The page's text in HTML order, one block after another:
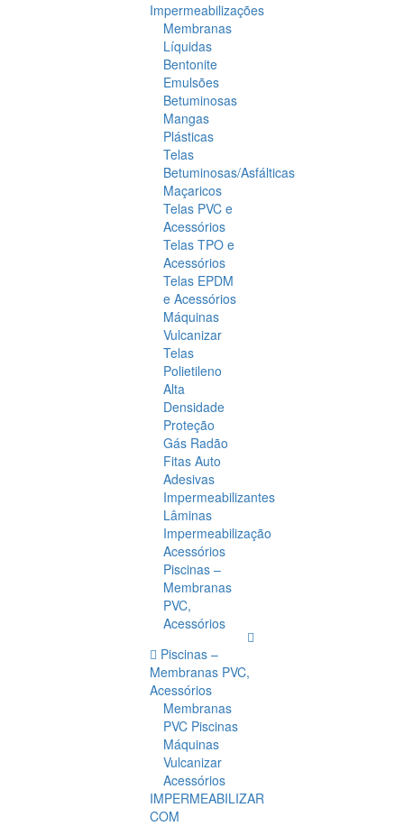
Impermeabilizações
Membranas
Líquidas
Bentonite
Emulsões
Betuminosas
Mangas
Plásticas
Telas
Betuminosas/Asfálticas
Maçaricos
Telas PVC e
Acessórios
Telas TPO e
Acessórios
Telas EPDM
e Acessórios
Máquinas
Vulcanizar
Telas
Polietileno
Alta
Densidade
Proteção
Gás Radão
Fitas Auto
Adesivas
Impermeabilizantes
Lâminas
Impermeabilização
Acessórios
Piscinas –
Membranas
PVC,
Acessórios
Piscinas –
Membranas PVC,
Acessórios
Membranas
PVC Piscinas
Máquinas
Vulcanizar
Acessórios
IMPERMEABILIZAR
COM